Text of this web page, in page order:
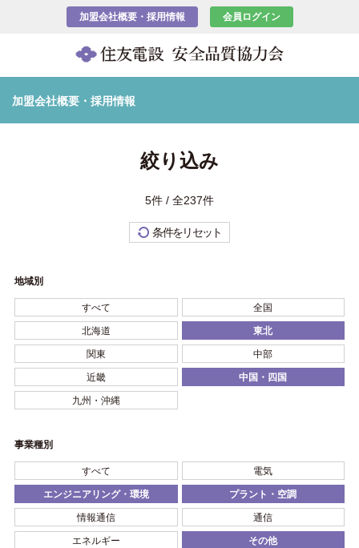
加盟会社概要・採用情報 会員ログイン
加盟会社概要・採用情報
絞り込み
5件 / 全237件
条件をリセット
地域別
すべて 全国
北海道 東北
関東 中部
近畿 中国・四国
九州・沖縄
事業種別
すべて 電気
エンジニアリング・環境 プラント・空調
情報通信 通信
エネルギー その他